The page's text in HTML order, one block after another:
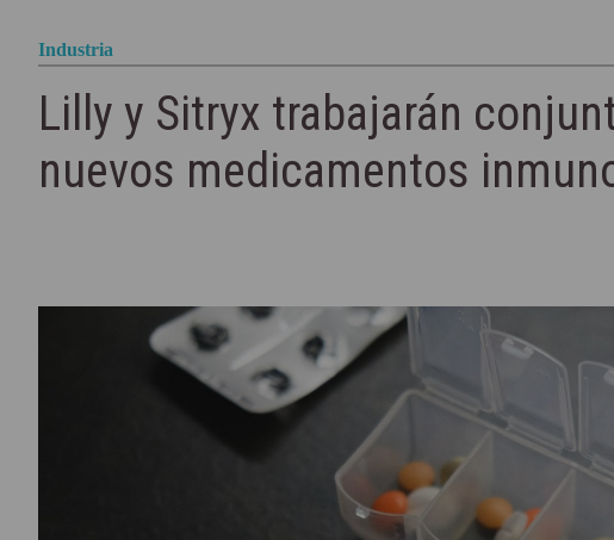
Industria
Lilly y Sitryx trabajarán
nuevos medicamentos